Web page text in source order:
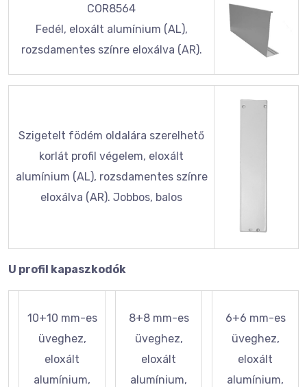
COR8564
Fedél, eloxált alumínium (AL),
rozsdamentes színre eloxálva (AR).
Szigetelt födém oldalára szerelhető
korlát profil végelem, eloxált
alumínium (AL), rozsdamentes színre
eloxálva (AR). Jobbos, balos
U profil kapaszkodók
10+10 mm-es
üveghez,
eloxált
alumínium,
8+8 mm-es
üveghez,
eloxált
alumínium,
6+6 mm-es
üveghez,
eloxált
alumínium,